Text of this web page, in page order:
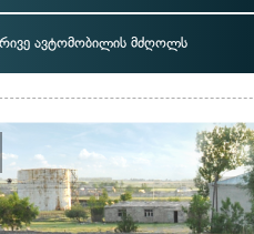
ავტომობილის მძღოლს